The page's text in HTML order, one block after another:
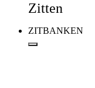
Zitten
ZITBANKEN